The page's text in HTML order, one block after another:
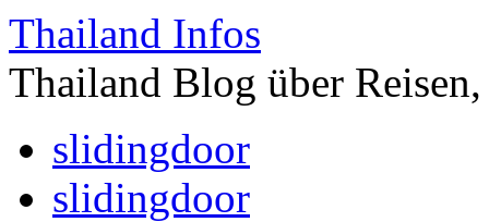
Thailand Infos
Thailand Blog über
slidingdoor
slidingdoor